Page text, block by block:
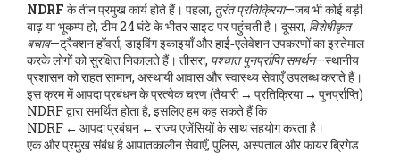
NDRF के तीन प्रमुख कार्य होते हैं। पहला, तुरंत प्रतिक्रिया—जब भी कोई बड़ी
बाढ़ या भूकम्प हो, टीम 24 घंटे के भीतर साइट पर पहुंचती है। दूसरा, विशेषीकृत
बचाव—ट्रैक्शन हॉवर्स, डाइविंग इकाइयाँ और हाई‑एलेवेशन उपकरणों का इस्तेमाल
करके लोगों को सुरक्षित निकालते हैं। तीसरा, पश्चात पुनर्प्राप्ति समर्थन—स्थानीय
प्रशासन को राहत सामान, अस्थायी आवास और स्वास्थ्य सेवाएँ उपलब्ध कराते हैं।
इस क्रम में आपदा प्रबंधन के प्रत्येक चरण (तैयारी → प्रतिक्रिया → पुनर्प्राप्ति)
NDRF द्वारा समर्थित होता है, इसलिए हम कह सकते हैं कि
NDRF ← आपदा प्रबंधन ← राज्य एजेंसियों के साथ सहयोग करता है।
एक और प्रमुख संबंध हैआपातकालीन सेवाएँ, पुलिस, अस्पताल और फायर ब्रिगेड